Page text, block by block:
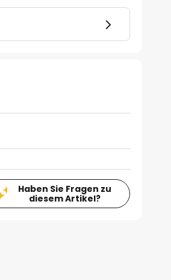
Haben Sie Fragen zu
diesem Artikel?